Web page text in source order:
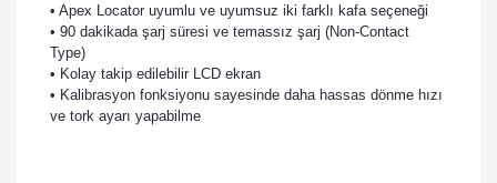
• Apex Locator uyumlu ve uyumsuz iki farklı kafa seçeneği
• 90 dakikada şarj süresi ve temassız şarj (Non-Contact
Type)
• Kolay takip edilebilir LCD ekran
• Kalibrasyon fonksiyonu sayesinde daha hassas dönme hızı
ve tork ayarı yapabilme